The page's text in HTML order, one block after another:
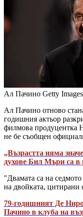
Ал Пачино Getty Images
Ал Пачино отново
годишния актьор
филмова продуцентка
не бе съобщен
„Възрастта няма
духове Бил Мъри са в
"Двамата са на
на двойката,
79-годишният Де
Пачино в клуба на